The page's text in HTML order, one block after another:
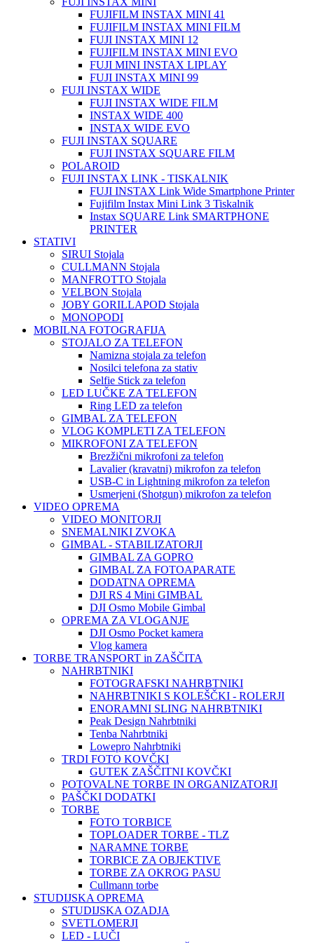
FUJIFILM INSTAX MINI 41
FUJIFILM INSTAX MINI FILM
FUJI INSTAX MINI 12
FUJIFILM INSTAX MINI EVO
FUJI MINI INSTAX LIPLAY
FUJI INSTAX MINI 99
FUJI INSTAX WIDE
FUJI INSTAX WIDE FILM
INSTAX WIDE 400
INSTAX WIDE EVO
FUJI INSTAX SQUARE
FUJI INSTAX SQUARE FILM
POLAROID
FUJI INSTAX LINK - TISKALNIK
FUJI INSTAX Link Wide Smartphone Printer
Fujifilm Instax Mini Link 3 Tiskalnik
Instax SQUARE Link SMARTPHONE
PRINTER
STATIVI
SIRUI Stojala
CULLMANN Stojala
MANFROTTO Stojala
VELBON Stojala
JOBY GORILLAPOD Stojala
MONOPODI
MOBILNA FOTOGRAFIJA
STOJALO ZA TELEFON
Namizna stojala za telefon
Nosilci telefona za stativ
Selfie Stick za telefon
LED LUČKE ZA TELEFON
Ring LED za telefon
GIMBAL ZA TELEFON
VLOG KOMPLETI ZA TELEFON
MIKROFONI ZA TELEFON
Brezžični mikrofoni za telefon
Lavalier (kravatni) mikrofon za telefon
USB-C in Lightning mikrofon za telefon
Usmerjeni (Shotgun) mikrofon za telefon
VIDEO OPREMA
VIDEO MONITORJI
SNEMALNIKI ZVOKA
GIMBAL - STABILIZATORJI
GIMBAL ZA GOPRO
GIMBAL ZA FOTOAPARATE
DODATNA OPREMA
DJI RS 4 Mini GIMBAL
DJI Osmo Mobile Gimbal
OPREMA ZA VLOGANJE
DJI Osmo Pocket kamera
Vlog kamera
TORBE TRANSPORT in ZAŠČITA
NAHRBTNIKI
FOTOGRAFSKI NAHRBTNIKI
NAHRBTNIKI S KOLEŠČKI - ROLERJI
ENORAMNI SLING NAHRBTNIKI
Peak Design Nahrbtniki
Tenba Nahrbtniki
Lowepro Nahrbtniki
TRDI FOTO KOVČKI
GUTEK ZAŠČITNI KOVČKI
POTOVALNE TORBE IN ORGANIZATORJI
PAŠČKI DODATKI
TORBE
FOTO TORBICE
TOPLOADER TORBE - TLZ
NARAMNE TORBE
TORBICE ZA OBJEKTIVE
TORBE ZA OKROG PASU
Cullmann torbe
STUDIJSKA OPREMA
STUDIJSKA OZADJA
SVETLOMERJI
LED - LUČI